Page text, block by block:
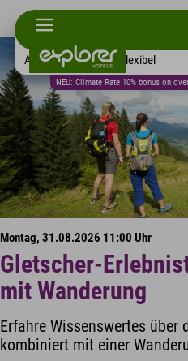
NEU: Climate Rate 10% bonus on
Alle Hotels Flexibel
Montag, 31.08.2026 11:00 Uhr
Gletscher-
mit Wanderung
Erfahre Wissenswertes über
kombiniert mit einer